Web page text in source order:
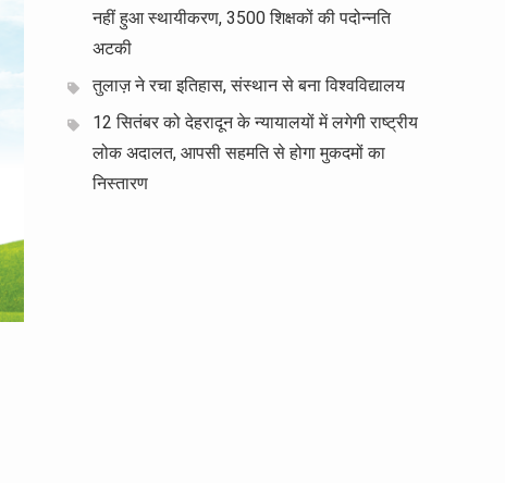
नहीं हुआ स्थायीकरण, 3500 शिक्षकों की पदोन्नति
अटकी
तुलाज़ ने रचा इतिहास, संस्थान से बना विश्वविद्यालय
12 सितंबर को देहरादून के न्यायालयों में लगेगी राष्ट्रीय
लोक अदालत, आपसी सहमति से होगा मुकदमों का
निस्तारण